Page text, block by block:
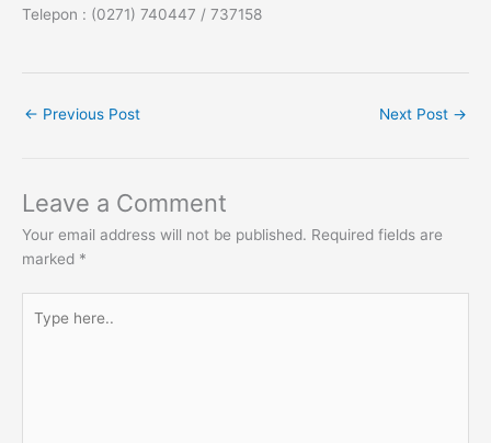
Telepon : (0271) 740447 / 737158
← Previous Post Next Post →
Leave a Comment
Your email address will not be published. Required fields are
marked *
here..